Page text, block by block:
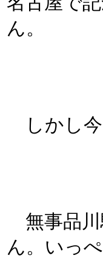
ん。
しかし今
無事品川
ん。いっ